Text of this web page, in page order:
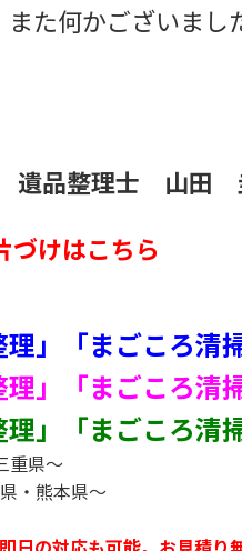
た何かございま
遺品整理士 山田
づけはこちら
」「まごころ清
」「まごころ清
」「まごころ清
重県～
・熊本県～